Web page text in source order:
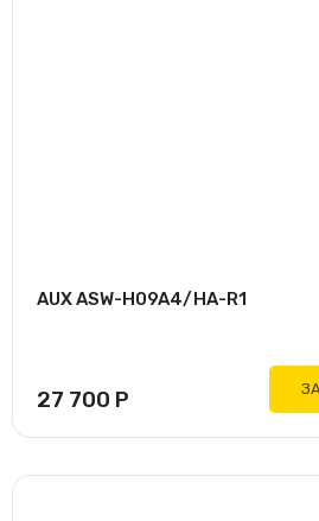
AUX ASW-H09A4/HA-R1
27 700 Р